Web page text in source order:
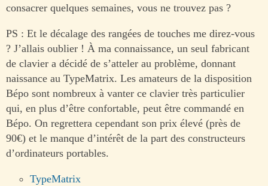
consacrer quelques semaines, vous ne trouvez pas ?
PS : Et le décalage des rangées de touches me direz-vous
? J’allais oublier ! À ma connaissance, un seul fabricant
de clavier a décidé de s’atteler au problème, donnant
naissance au TypeMatrix. Les amateurs de la disposition
Bépo sont nombreux à vanter ce clavier très particulier
qui, en plus d’être confortable, peut être commandé en
Bépo. On regrettera cependant son prix élevé (près de
90€) et le manque d’intérêt de la part des constructeurs
d’ordinateurs portables.
TypeMatrix